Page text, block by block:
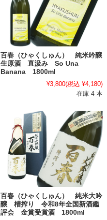
百春（ひゃくしゅん） 純米吟醸
生原酒 直汲み So Una
Banana 1800ml
¥3,800(税込 ¥4,180)
在庫 4 本
百春（ひゃくしゅん） 純米大吟
醸 槽搾り 令和8年全国新酒鑑
評会 金賞受賞酒 1800ml